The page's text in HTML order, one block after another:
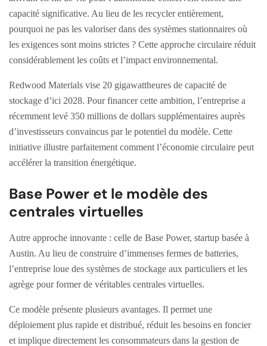
capacité significative. Au lieu de les recycler entièrement,
pourquoi ne pas les valoriser dans des systèmes stationnaires où
les exigences sont moins strictes ? Cette approche circulaire réduit
considérablement les coûts et l’impact environnemental.
Redwood Materials vise 20 gigawattheures de capacité de
stockage d’ici 2028. Pour financer cette ambition, l’entreprise a
récemment levé 350 millions de dollars supplémentaires auprès
d’investisseurs convaincus par le potentiel du modèle. Cette
initiative illustre parfaitement comment l’économie circulaire peut
accélérer la transition énergétique.
Base Power et le modèle des
centrales virtuelles
Autre approche innovante : celle de Base Power, startup basée à
Austin. Au lieu de construire d’immenses fermes de batteries,
l’entreprise loue des systèmes de stockage aux particuliers et les
agrège pour former de véritables centrales virtuelles.
Ce modèle présente plusieurs avantages. Il permet une
déploiement plus rapide et distribué, réduit les besoins en foncier
et implique directement les consommateurs dans la gestion de